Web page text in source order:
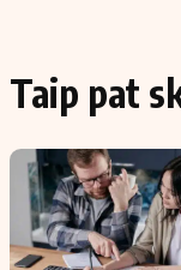
Taip pat